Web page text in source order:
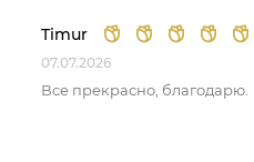
Timur
07.07.2026
Все прекрасно, благодарю.